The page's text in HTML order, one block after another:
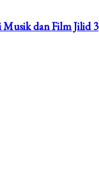
Musik dan Film Jilid 3